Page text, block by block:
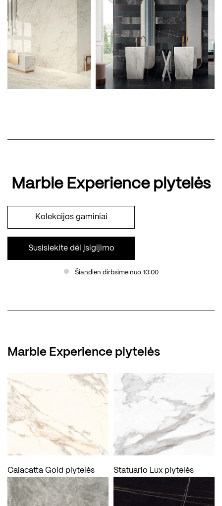
Marble Experience plytelės
Kolekcijos gaminiai
Susisiekite dėl įsigijimo
Šiandien dirbsime nuo 10:00
Marble Experience plytelės
Calacatta Gold plytelės Statuario Lux plytelės